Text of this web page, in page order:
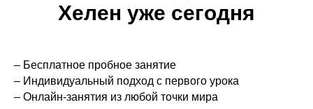
Хелен уже сегодня
– Бесплатное пробное занятие
– Индивидуальный подход с первого урока
– Онлайн-занятия из любой точки мира